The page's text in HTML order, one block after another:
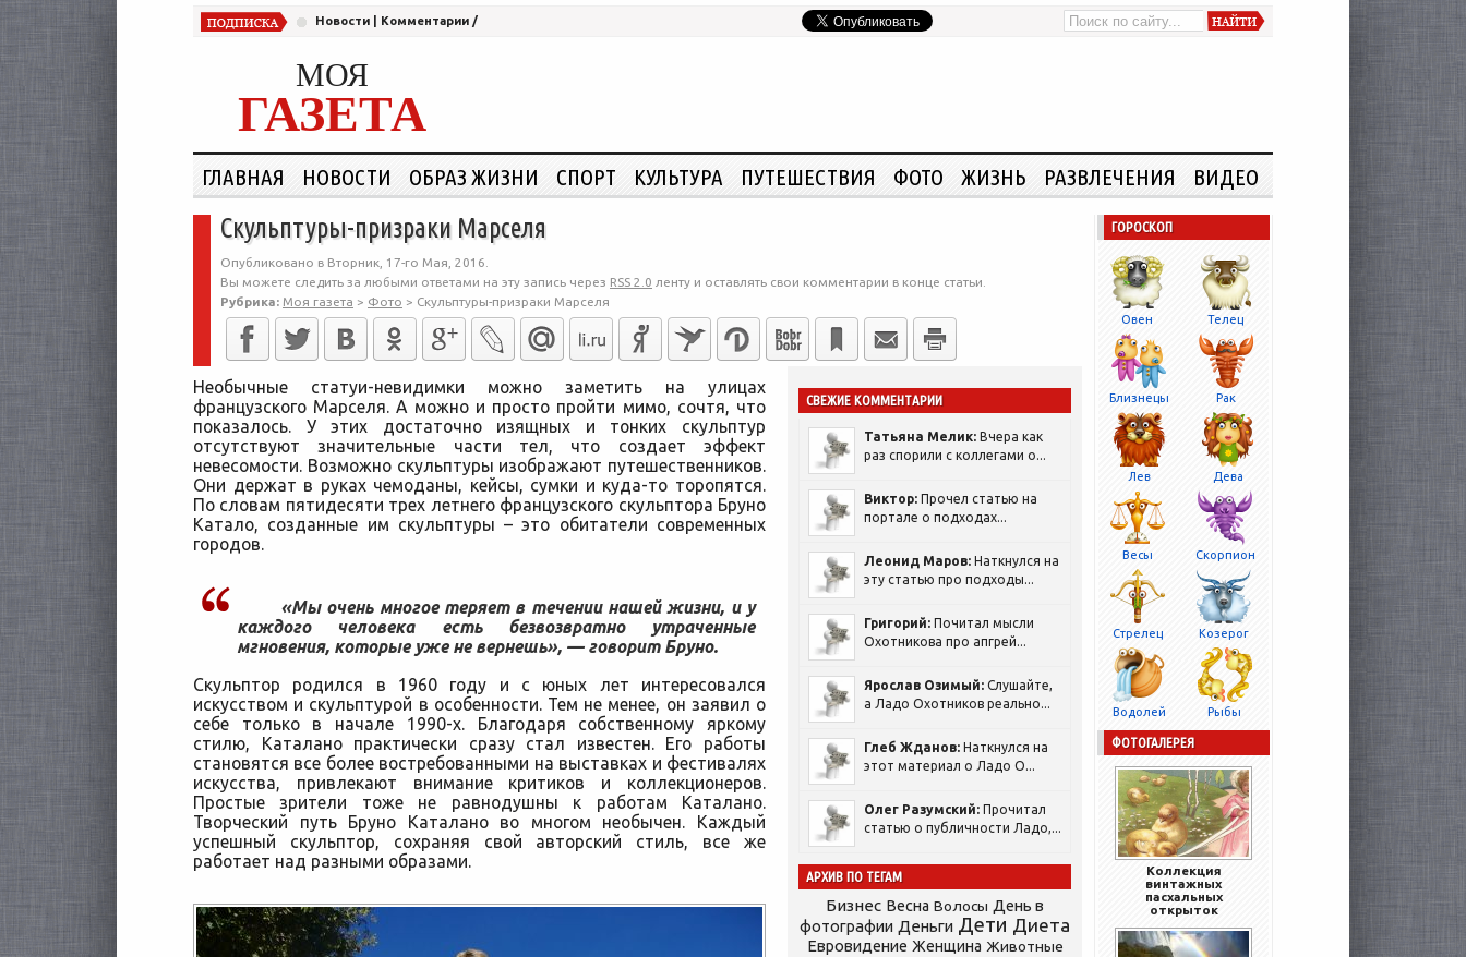
Новости Комментарии /
МОЯ
ГАЗЕТА
ГЛАВНАЯ НОВОСТИ ОБРАЗ ЖИЗНИ СПОРТ КУЛЬТУРА ПУТЕШЕСТВИЯ ФОТО ЖИЗНЬ РАЗВЛЕЧЕНИЯ ВИДЕО
Скульптуры-призраки Марселя
Опубликовано в Вторник, 17-го Мая, 2016.
Вы можете следить за любыми ответами на эту запись через RSS 2.0 ленту и оставлять свои комментарии в конце статьи.
Рубрика: Моя газета > Фото > Скульптуры-призраки Марселя
Необычные статуи-невидимки можно заметить на улицах
французского Марселя. А можно и просто пройти мимо, сочтя, что
показалось. У этих достаточно изящных и тонких скульптур
отсутствуют значительные части тел, что создает эффект
невесомости. Возможно скульптуры изображают путешественников.
Они держат в руках чемоданы, кейсы, сумки и куда-то торопятся.
По словам пятидесяти трех летнего французского скульптора Бруно
Катало, созданные им скульптуры – это обитатели современных
городов.
«Мы очень многое теряет в течении нашей жизни, и у
каждого человека есть безвозвратно утраченные
мгновения, которые уже не вернешь», — говорит Бруно.
Скульптор родился в 1960 году и с юных лет интересовался
искусством и скульптурой в особенности. Тем не менее, он заявил о
себе только в начале 1990-х. Благодаря собственному яркому
стилю, Каталано практически сразу стал известен. Его работы
становятся все более востребованными на выставках и фестивалях
искусства, привлекают внимание критиков и коллекционеров.
Простые зрители тоже не равнодушны к работам Каталано.
Творческий путь Бруно Каталано во многом необычен. Каждый
успешный скульптор, сохраняя свой авторский стиль, все же
работает над разными образами.
СВЕЖИЕ КОММЕНТАРИИ
Татьяна Мелик: Вчера как
раз спорили с коллегами о...
Виктор: Прочел статью на
портале о подходах...
Леонид Маров: Наткнулся на
эту статью про подходы...
Григорий: Почитал мысли
Охотникова про апгрей...
Ярослав Озимый: Слушайте,
а Ладо Охотников реально...
Глеб Жданов: Наткнулся на
этот материал о Ладо О...
Олег Разумский: Прочитал
статью о публичности Ладо,...
АРХИВ ПО ТЕГАМ
Бизнес Весна Волосы День в
фотографии Деньги Дети Диета
Евровидение Женщина Животные
ГОРОСКОП
Овен Телец
Близнецы Рак
Лев Дева
Весы Скорпион
Стрелец Козерог
Водолей Рыбы
ФОТОГАЛЕРЕЯ
Коллекция
винтажных
пасхальных
открыток